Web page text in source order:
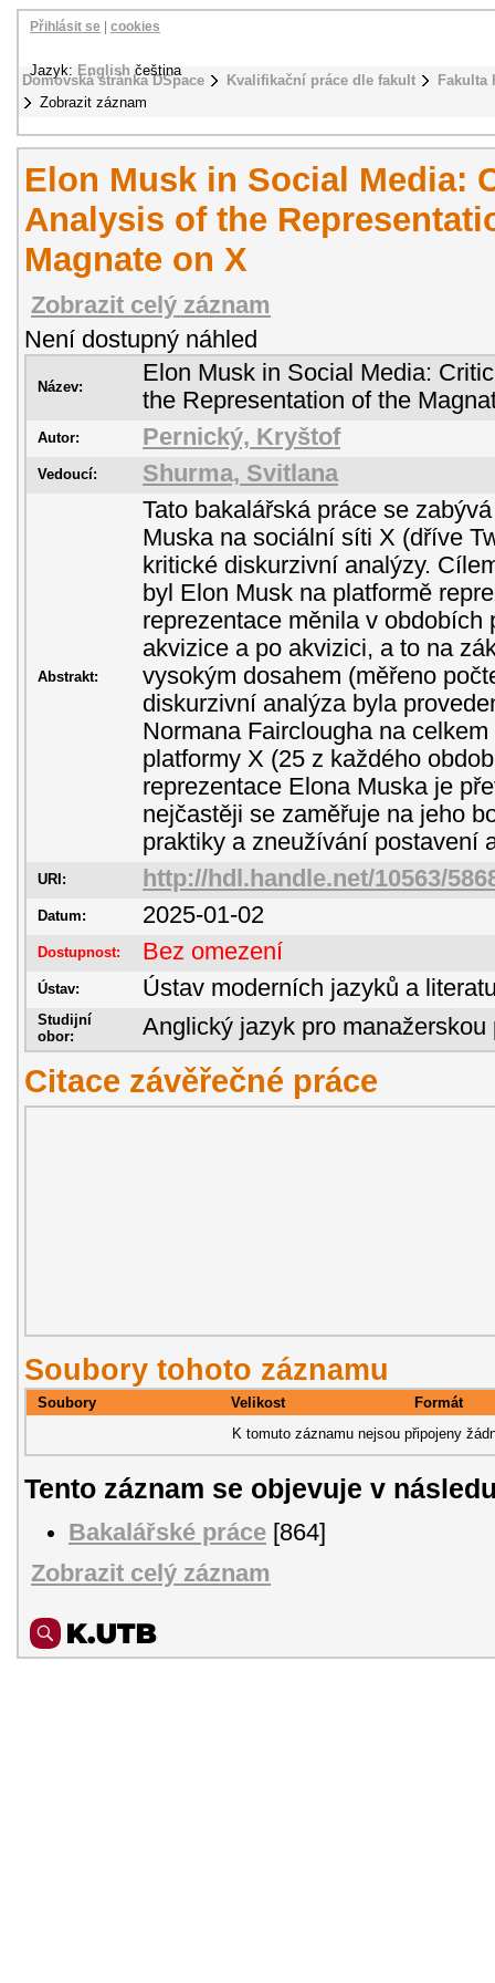
Domovská stránka DSpace Kvalifikační práce dle fakult
Zobrazit záznam
Přihlásit se cookies
Jazyk: English čeština
Elon Musk in Social Media:
Analysis of the
Magnate on X
Zobrazit celý záznam
Není dostupný náhled
Název:
Elon Musk in Social Media:
the Representation of the
Autor: Pernický, Kryštof
Vedoucí: Shurma, Svitlana
Abstrakt:
Tato bakalářská práce se
Muska na sociální síti X (dříve
kritické diskurzivní analýzy.
byl Elon Musk na platformě
reprezentace měnila v obdobích
akvizice a po akvizici, a to na
vysokým dosahem (měřeno
diskurzivní analýza byla
Normana Fairclougha na
platformy X (25 z každého
reprezentace Elona Muska je
nejčastěji se zaměřuje na jeho
praktiky a zneužívání postavení
URI: http://hdl.handle.net/10563/
Datum: 2025-01-02
Dostupnost: Bez omezení
Ústav: Ústav moderních jazyků a
Studijní
obor:
Anglický jazyk pro manažerskou
Citace závěřečné práce
Soubory tohoto záznamu
Soubory Velikost
Formát
K tomuto záznamu nejsou připojeny
Tento záznam se objevuje v
Bakalářské práce [864]
Zobrazit celý záznam